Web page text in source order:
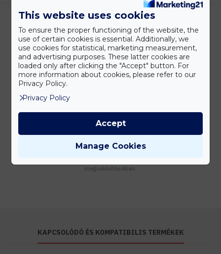
Kedvezmények
Vásárolj nagyobb mennyiségben és megadjuk a legjobb gyártói árakat.
Tanácsadás
megvalósításában.
KAPCSOLÓDÓ ÉS KOMPATIBILIS TERMÉKEK
This website uses cookies
To ensure the proper functioning of the website, the
use of certain cookies is essential. Additionally, we
use cookies for statistical, marketing measurement,
and advertising purposes. These latter cookies are
loaded only after clicking the "Accept" button. For
more information about cookies, please refer to our
Privacy Policy.
Privacy Policy
Manage Cookies
Accept